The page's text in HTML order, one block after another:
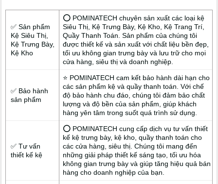
✅ Sản phẩm
Kệ Siêu Thị,
Kệ Trưng Bày,
Kệ Kho
⭕ POMINATECH chuyên sản xuất các loại kệ
Siêu Thị, Kệ Trưng Bày, Kệ Kho, Kệ Trang Trí,
Quầy Thanh Toán. Sản phẩm của chúng tôi
được thiết kế và sản xuất với chất liệu bền đẹp,
tối ưu không gian trưng bày và lưu trữ cho mọi
cửa hàng, siêu thị và doanh nghiệp.
✅ Bảo hành
sản phẩm
⭐ POMINATECH cam kết bảo hành dài hạn cho
các sản phẩm kệ và quầy thanh toán. Với chế
độ bảo hành chu đáo, chúng tôi đảm bảo chất
lượng và độ bền của sản phẩm, giúp khách
hàng yên tâm trong suốt quá trình sử dụng.
✅ Tư vấn
thiết kế kệ
⭕ POMINATECH cung cấp dịch vụ tư vấn thiết
kế kệ trưng bày, kệ kho, quầy thanh toán cho
các cửa hàng, siêu thị. Chúng tôi mang đến
những giải pháp thiết kế sáng tạo, tối ưu hóa
không gian trưng bày và giúp tăng hiệu quả bán
hàng cho doanh nghiệp của bạn.